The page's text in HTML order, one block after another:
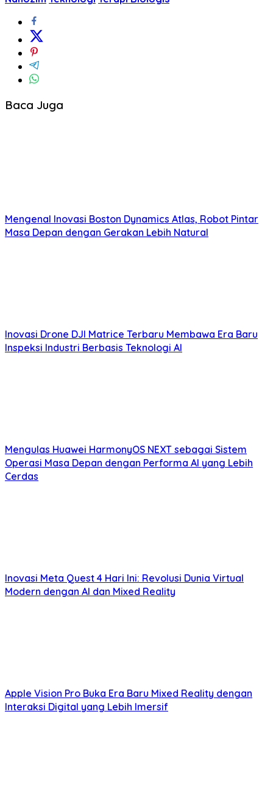
Baca Juga
Mengenal Inovasi Boston Dynamics Atlas, Robot Pintar
Masa Depan dengan Gerakan Lebih Natural
Inovasi Drone DJI Matrice Terbaru Membawa Era Baru
Inspeksi Industri Berbasis Teknologi AI
Mengulas Huawei HarmonyOS NEXT sebagai Sistem
Operasi Masa Depan dengan Performa AI yang Lebih
Cerdas
Inovasi Meta Quest 4 Hari Ini: Revolusi Dunia Virtual
Modern dengan AI dan Mixed Reality
Apple Vision Pro Buka Era Baru Mixed Reality dengan
Interaksi Digital yang Lebih Imersif